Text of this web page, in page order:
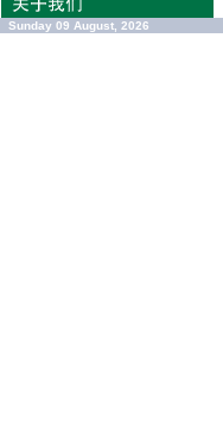
Sunday 09 August, 2026